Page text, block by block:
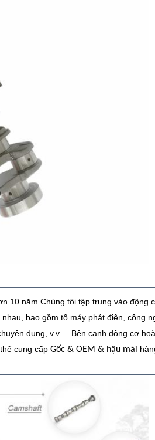
10 năm.Chúng tôi tập trung vào động
bao gồm tổ máy phát điện, công
dụng, v.v ... Bên cạnh động cơ
cung cấp Gốc & OEM & hậu mãi